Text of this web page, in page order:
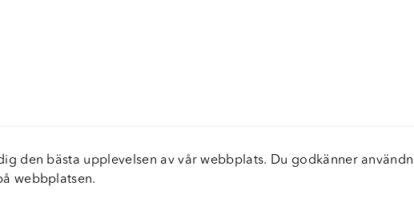
den bästa upplevelsen av vår webbplats. Du godkänner
webbplatsen.